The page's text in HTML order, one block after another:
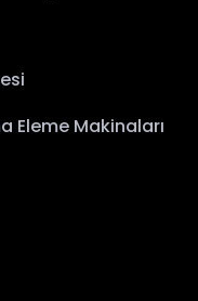
Eleme Makinaları